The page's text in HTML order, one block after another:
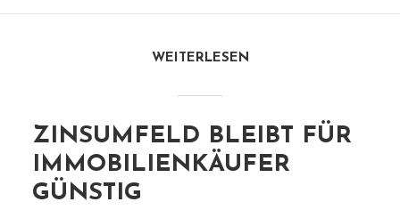
WEITERLESEN
ZINSUMFELD BLEIBT FÜR
IMMOBILIENKÄUFER
GÜNSTIG